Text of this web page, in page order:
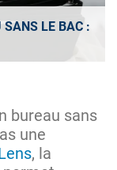
SANS LE BAC :
bureau sans
une
, la